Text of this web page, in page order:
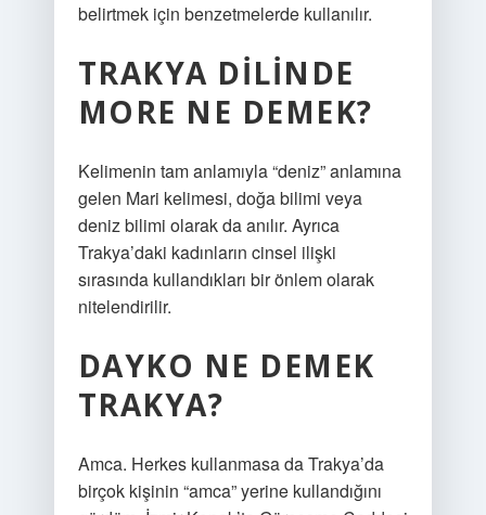
belirtmek için benzetmelerde kullanılır.
TRAKYA DILINDE
MORE NE DEMEK?
Kelimenin tam anlamıyla “deniz” anlamına
gelen Mari kelimesi, doğa bilimi veya
deniz bilimi olarak da anılır. Ayrıca
Trakya’daki kadınların cinsel ilişki
sırasında kullandıkları bir önlem olarak
nitelendirilir.
DAYKO NE DEMEK
TRAKYA?
Amca. Herkes kullanmasa da Trakya’da
birçok kişinin “amca” yerine kullandığını